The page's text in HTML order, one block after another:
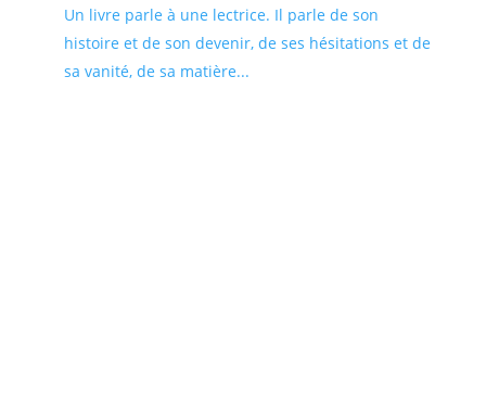
Un livre parle à une lectrice. Il parle de son
histoire et de son devenir, de ses hésitations et de
sa vanité, de sa matière...